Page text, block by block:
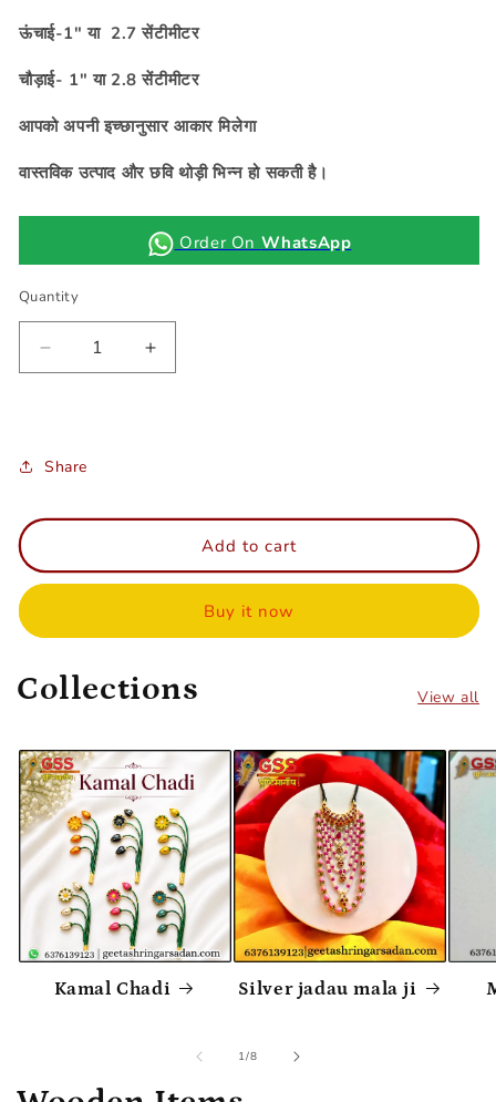
ऊंचाई-1" या 2.7 सेंटीमीटर
चौड़ाई- 1" या 2.8 सेंटीमीटर
आपको अपनी इच्छानुसार आकार मिलेगा
वास्तविक उत्पाद और छवि थोड़ी भिन्न हो सकती है।
Order On WhatsApp
Quantity
Decrease
quantity
Banta
no.2
Increase
quantity
no.2
Share
Add to cart
Buy it now
Collections View all
Kamal Chadi Silver jadau mala ji
1/of
8